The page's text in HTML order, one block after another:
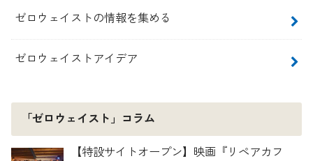
ゼロウェイストの情報を集める
ゼロウェイストアイデア
「ゼロウェイスト」コラム
【特設サイトオープン】映画『リペアカフ